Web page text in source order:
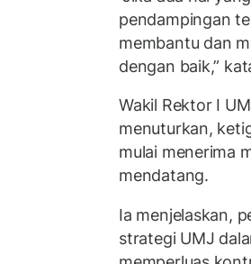
pendampingan
membantu dan
dengan baik,”
Wakil Rektor I
menuturkan,
mulai menerima
mendatang.
Ia menjelaskan,
strategi UMJ